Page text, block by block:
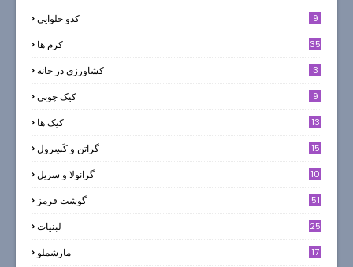
کدو حلوایی 9
کرم ها 35
کشاورزی در خانه 3
کیک چوبی 9
کیک ها
13
گراتن و كَسِرول 15
گرانولا و سريل 10
گوشت قرمز 51
لبنيات 25
مارشملو 17